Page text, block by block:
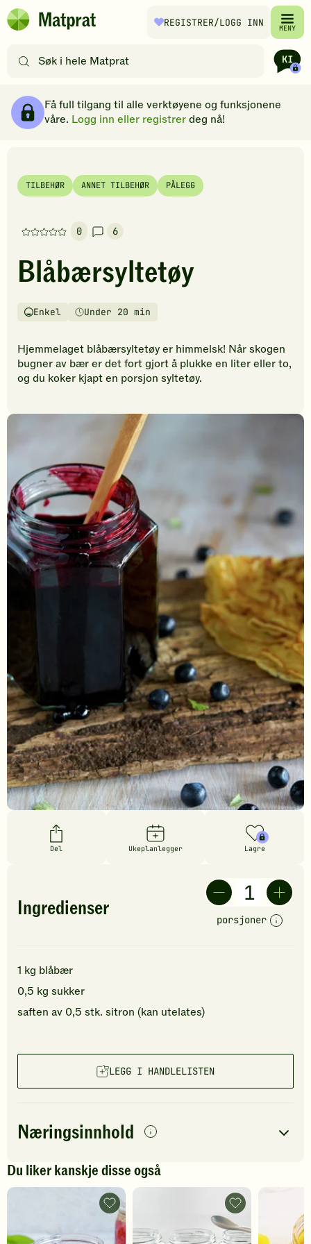
Hopp til hovedinnhold
Matprat
REGISTRER/LOGG INN MENY
etter
filtre
Få full tilgang til alle verktøyene og funksjonene
våre. Logg inn eller registrerdeg nå!
TILBEHØR ANNET TILBEHØR PÅLEGG
0
Denne
har
foreløpig
vurderinger.
den
første
til
6
Blåbærsyltetøy
Vanskelighetsgrad
Enkel
TilberedningstidUnder 20 min
Hjemmelaget blåbærsyltetøy er himmelsk! Når skogen
bugner av bær er det fort gjort å plukke en liter eller to,
og du koker kjapt en porsjon syltetøy.
Del Ukeplanlegger Lagre
Ingredienser porsjoner
1 kg blåbær
0,5 kg sukker
saften av 0,5 stk. sitron (kan utelates)
LEGG I HANDLELISTEN
Næringsinnhold
per porsjon
Navn på
antall
Energi 2507
Du liker kanskje disse også
Jordbærsyltetøy
-
legg
Blåbærfromasj
-
legg
til